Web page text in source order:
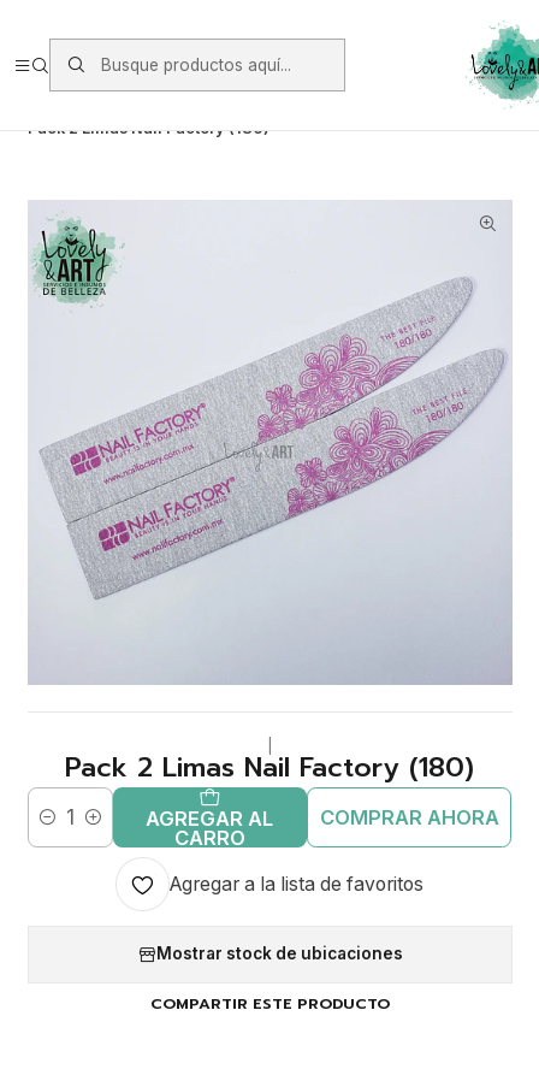
https://www.starken.cl/
Pack 2 Limas Nail Factory (180)
Pack 2 Limas Nail Factory (180)
Cantidad
AGREGAR AL
CARRO
COMPRAR AHORA
Agregar a la lista de favoritos
Mostrar stock de ubicaciones
COMPARTIR ESTE PRODUCTO